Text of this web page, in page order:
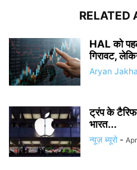
RELATED
HAL को
गिरावट,
Aryan
ट्रंप के
भारत...
न्यूज़ ब्यूरो -